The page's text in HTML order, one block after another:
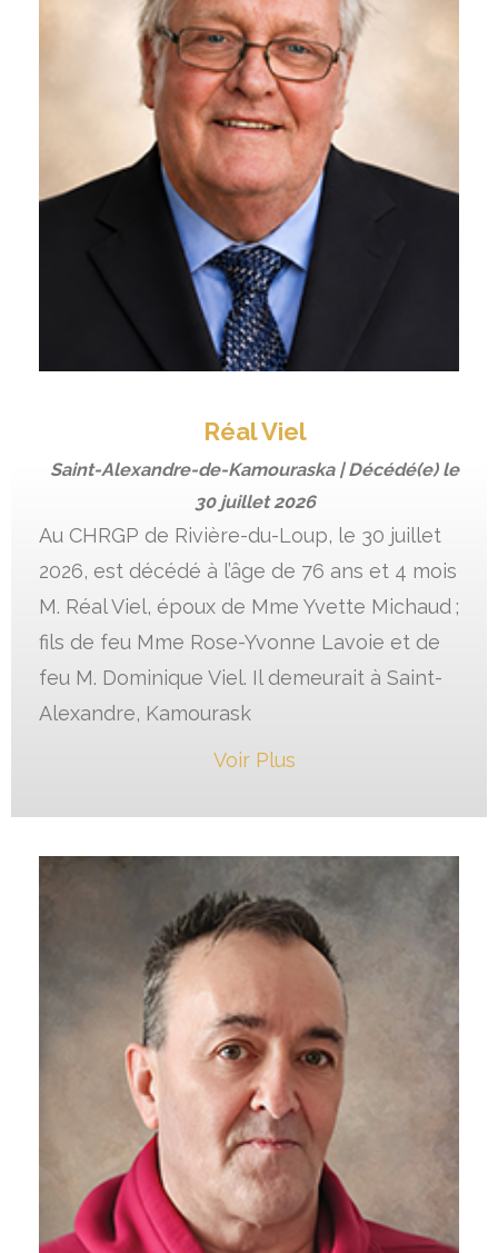
Réal Viel
Saint-Alexandre-de-Kamouraska | Décédé(e) le
30 juillet 2026
Au CHRGP de Rivière-du-Loup, le 30 juillet
2026, est décédé à l’âge de 76 ans et 4 mois
M. Réal Viel, époux de Mme Yvette Michaud ;
fils de feu Mme Rose-Yvonne Lavoie et de
feu M. Dominique Viel. Il demeurait à Saint-
Alexandre, Kamourask
Voir Plus